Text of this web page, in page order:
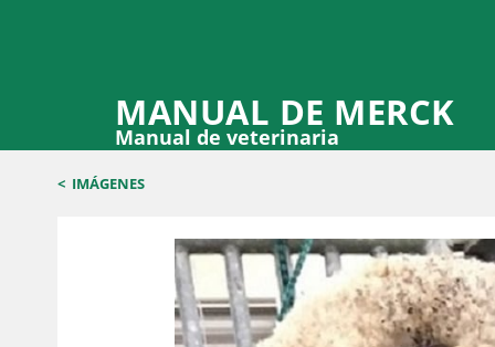
MANUAL DE MERCK
Manual de veterinaria
< IMÁGENES